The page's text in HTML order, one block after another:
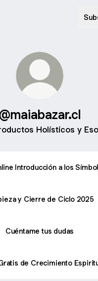
@maiabazar.cl
Holísticos y
Introducción a los
y Cierre de Ciclo 2025
Cuéntame tus dudas
de Crecimiento